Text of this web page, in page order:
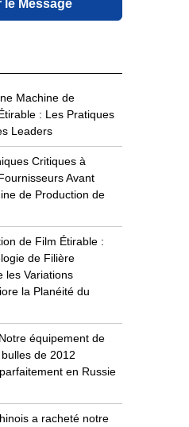
le Message
Machine de
: Les Pratiques
Leaders
Critiques à
Avant
de Production de
de Film Étirable :
de Filière
les Variations
la Planéité du
équipement de
de 2012
en Russie
a racheté notre